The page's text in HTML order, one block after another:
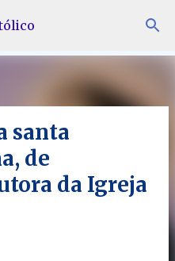
principal
santa
de
da Igreja